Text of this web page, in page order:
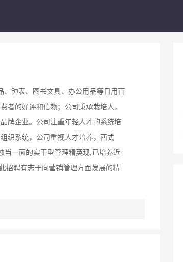
钟表、图书文具、办公用品等日用百
者的好评和信赖；公司秉承栽培人，
牌企业。公司注重年轻人才的系统培
织系统，公司重视人才培养，西式
当一面的实干型管理精英现,已培养近
招聘有志于向营销管理方面发展的精